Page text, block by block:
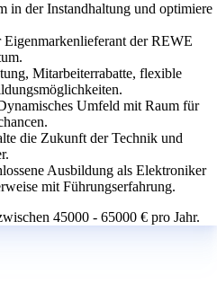
in der Instandhaltung und optimiere
Eigenmarkenlieferant der REWE
Mitarbeiterrabatte, flexible
Umfeld mit Raum für
die Zukunft der Technik und
Ausbildung als Elektroniker
mit Führungserfahrung.
45000 - 65000 € pro Jahr.